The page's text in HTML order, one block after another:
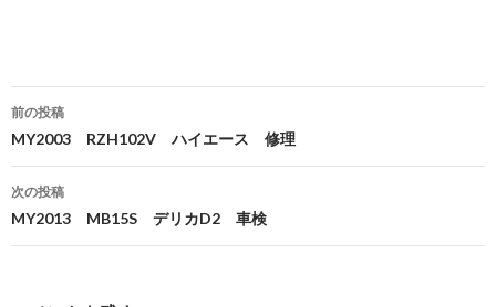
投
稿
ナ
ビ
前の投稿
MY2003 RZH102V ハイエース 修理
次の投稿
MY2013 MB15S デリカD2 車検